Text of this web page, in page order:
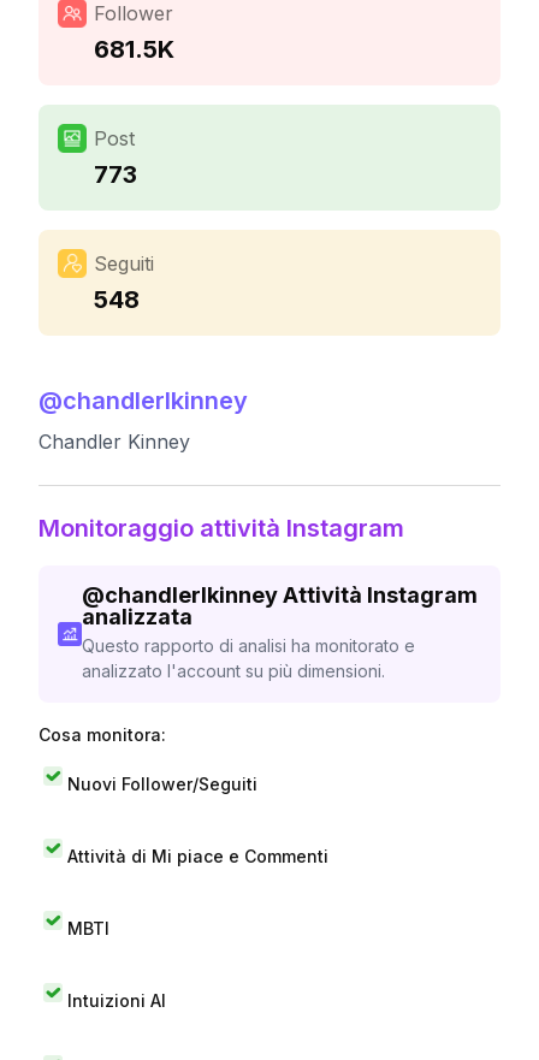
Follower
681.5K
Post
773
Seguiti
548
@chandlerlkinney
Chandler Kinney
Monitoraggio attività Instagram
@chandlerlkinneyAttività Instagram
analizzata
Questo rapporto di analisi ha monitorato e
analizzato l'account su più dimensioni.
Cosa monitora:
Nuovi Follower/Seguiti
Attività di Mi piace e Commenti
MBTI
Intuizioni AI